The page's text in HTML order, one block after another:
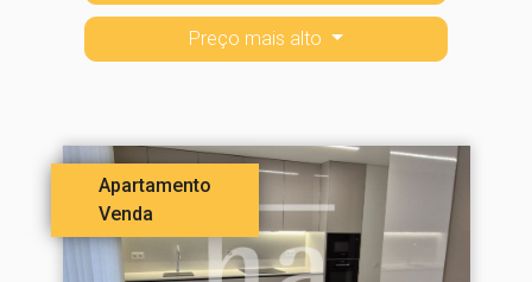
Preço mais alto
Apartamento
Venda